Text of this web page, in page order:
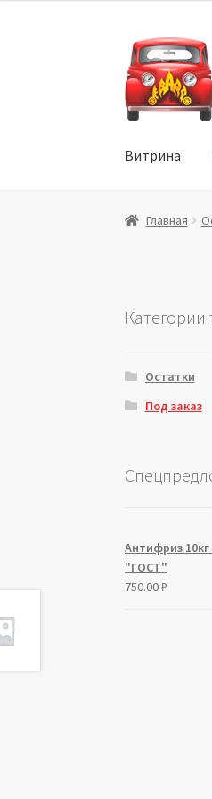
Перейти
к
навигации
Перейти
к
содержимому
Витрина
ГлавнаяГлавная
Категории
Остатки
Под заказ
Антифриз
"ГОСТ"
750.00₽